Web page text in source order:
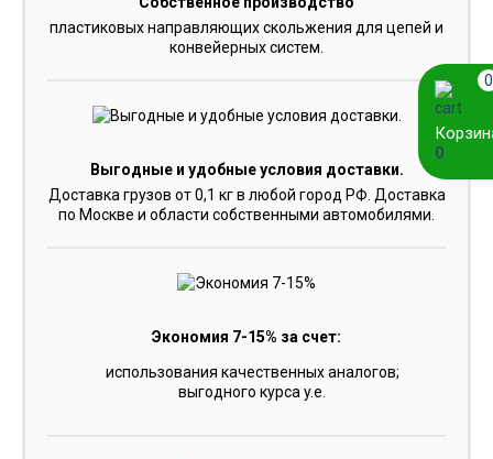
пластиковых направляющих скольжения для цепей и
конвейерных систем.
Выгодные и удобные условия доставки.
Доставка грузов от 0,1 кг в любой город РФ. Доставка
по Москве и области собственными автомобилями.
Экономия 7-15% за счет:
использования качественных аналогов;
выгодного курса y.e.
0
0